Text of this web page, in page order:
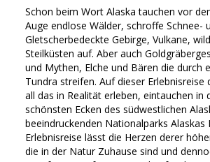
Schon beim Wort Alaska tauchen vor
Auge endlose Wälder, schroffe Schnee-
Gletscherbedeckte Gebirge, Vulkane,
Steilküsten auf. Aber auch
und Mythen, Elche und Bären die durch
Tundra streifen. Auf dieser Erlebnisreise
all das in Realität erleben, eintauchen in
schönsten Ecken des südwestlichen
beeindruckenden Nationalparks Alaskas
Erlebnisreise lässt die Herzen derer
die in der Natur Zuhause sind und